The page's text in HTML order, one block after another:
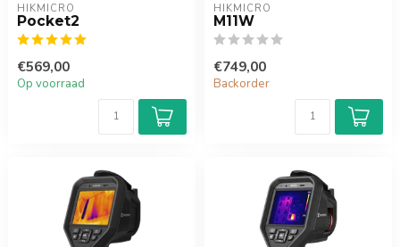
HIKMICRO
Pocket2
€569,00
Op voorraad
HIKMICRO
M11W
€749,00
Backorder